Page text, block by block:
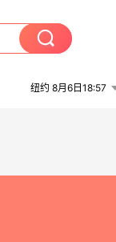
纽约 8月6日18:57